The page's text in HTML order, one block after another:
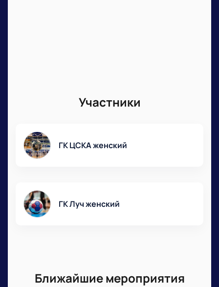
Участники
ГК ЦСКА женский
ГК Луч женский
Ближайшие мероприятия